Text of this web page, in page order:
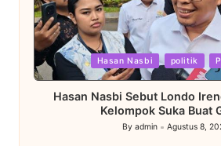
Posted
in
Hasan Nasbi politik
Hasan Nasbi Sebut Londo
Kelompok Suka Buat
Posted
By admin Agustus 8,